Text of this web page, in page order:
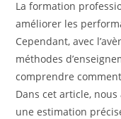
La formation
améliorer les
Cependant, avec
méthodes
comprendre
Dans cet article,
une estimation